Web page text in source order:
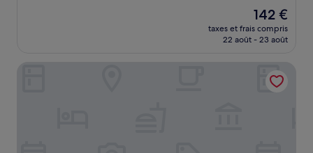
Le
nouveau
prix
de
142 €
142 €
taxes et frais compris
22 août - 23 août